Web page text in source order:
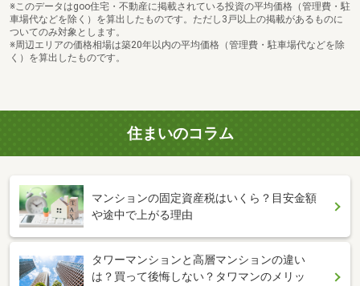
※このデータはgoo住宅・不動産に掲載されている投資の平均価格（管理費・駐
車場代などを除く）を算出したものです。ただし3戸以上の掲載があるものに
ついてのみ対象とします。
※周辺エリアの価格相場は築20年以内の平均価格（管理費・駐車場代などを除
く）を算出したものです。
住まいのコラム
マンションの固定資産税はいくら？目安金額
や途中で上がる理由
タワーマンションと高層マンションの違い
は？買って後悔しない？タワマンのメリッ